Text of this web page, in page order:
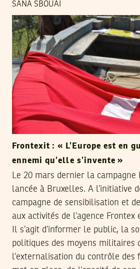
SANA SBOUAÏ
Frontexit : « L’Europe est en
ennemi qu’elle s’invente »
Le 20 mars dernier la campagne
lancée à Bruxelles. A l’initiative
campagne de sensibilisation et
aux activités de l’agence Frontex
Il s’agit d’informer le public, la
politiques des moyens militaires
l’externalisation du contrôle des